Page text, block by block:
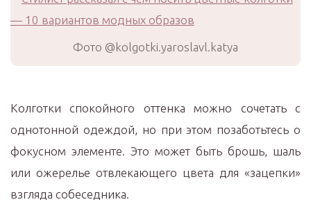
Фото @kolgotki.yaroslavl.katya
Колготки спокойного оттенка можно сочетать с
однотонной одеждой, но при этом позаботьтесь о
фокусном элементе. Это может быть брошь, шаль
или ожерелье отвлекающего цвета для «зацепки»
взгляда собеседника.